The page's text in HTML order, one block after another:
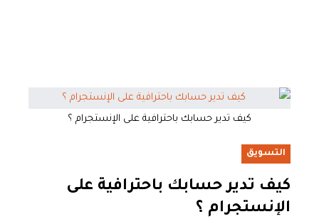
كيف تدير حسابك باحترافية على الإنستجرام ؟
التسويق
كيف تدير حسابك باحترافية على
الإنستجرام ؟